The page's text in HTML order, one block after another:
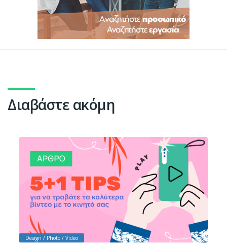
Διαβάστε ακόμη
Design / Photo / Video